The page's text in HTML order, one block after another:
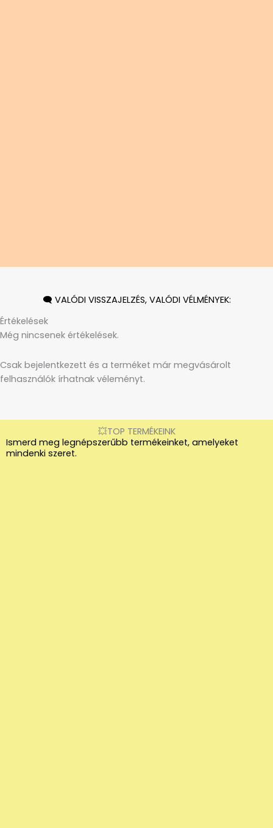
🗨️ VALÓDI VISSZAJELZÉS, VALÓDI VÉLMÉNYEK:
Értékelések
Még nincsenek értékelések.
Csak bejelentkezett és a terméket már megvásárolt
felhasználók írhatnak véleményt.
💥TOP TERMÉKEINK
Ismerd meg legnépszerűbb termékeinket, amelyeket
mindenki szeret.